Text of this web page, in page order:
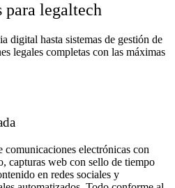
para legaltech
digital hasta sistemas de gestión de
legales completas con las máximas
electrónicas con
capturas web con sello de tiempo
en redes sociales y